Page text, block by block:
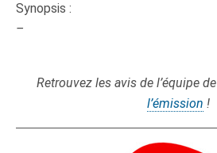
Synopsis :
–
Retrouvez les avis de l’équipe de
l’émission !